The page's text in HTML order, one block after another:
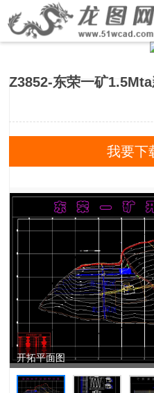
Z3852-东荣一矿
我要下
开拓平面图